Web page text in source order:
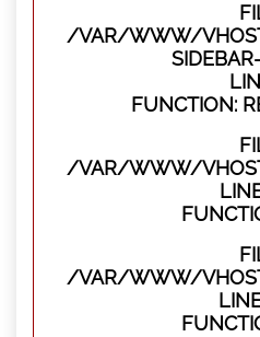
/VAR/WWW/
FUNCTION:
/VAR/WWW/
/VAR/WWW/